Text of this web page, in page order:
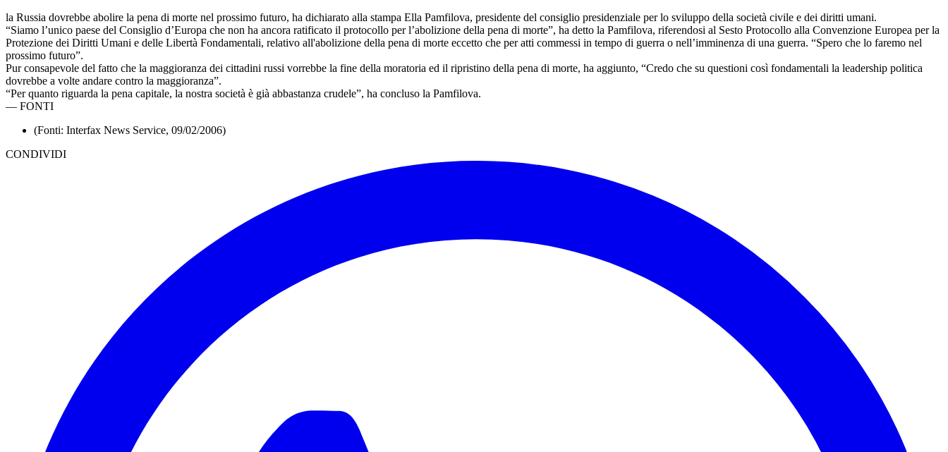
la Russia dovrebbe abolire la pena di morte nel prossimo futuro, ha dichiarato alla stampa Ella Pamfilova, presidente del consiglio presidenziale per lo sviluppo della società civile e dei diritti umani.
“Siamo l’unico paese del Consiglio d’Europa che non ha ancora ratificato il protocollo per l’abolizione della pena di morte”, ha detto la Pamfilova, riferendosi al Sesto Protocollo alla Convenzione Europea per la
Protezione dei Diritti Umani e delle Libertà Fondamentali, relativo all'abolizione della pena di morte eccetto che per atti commessi in tempo di guerra o nell’imminenza di una guerra. “Spero che lo faremo nel
prossimo futuro”.
Pur consapevole del fatto che la maggioranza dei cittadini russi vorrebbe la fine della moratoria ed il ripristino della pena di morte, ha aggiunto, “Credo che su questioni così fondamentali la leadership politica
dovrebbe a volte andare contro la maggioranza”.
“Per quanto riguarda la pena capitale, la nostra società è già abbastanza crudele”, ha concluso la Pamfilova.
— FONTI
(Fonti: Interfax News Service, 09/02/2006)
CONDIVIDI